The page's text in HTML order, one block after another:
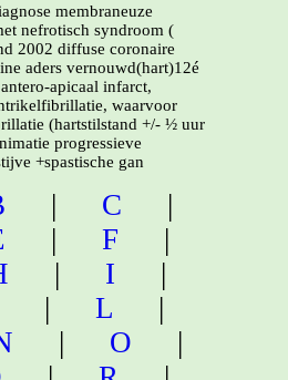
membraneuze
nefrotisch syndroom (
2002 diffuse coronaire
aders vernouwd(hart)12é
apicaal infarct,
waarvoor
(hartstilstand +/- ½ uur
progressieve
+spastische gan
| C
|
| F
|
| I
|
| L
|
| O
|